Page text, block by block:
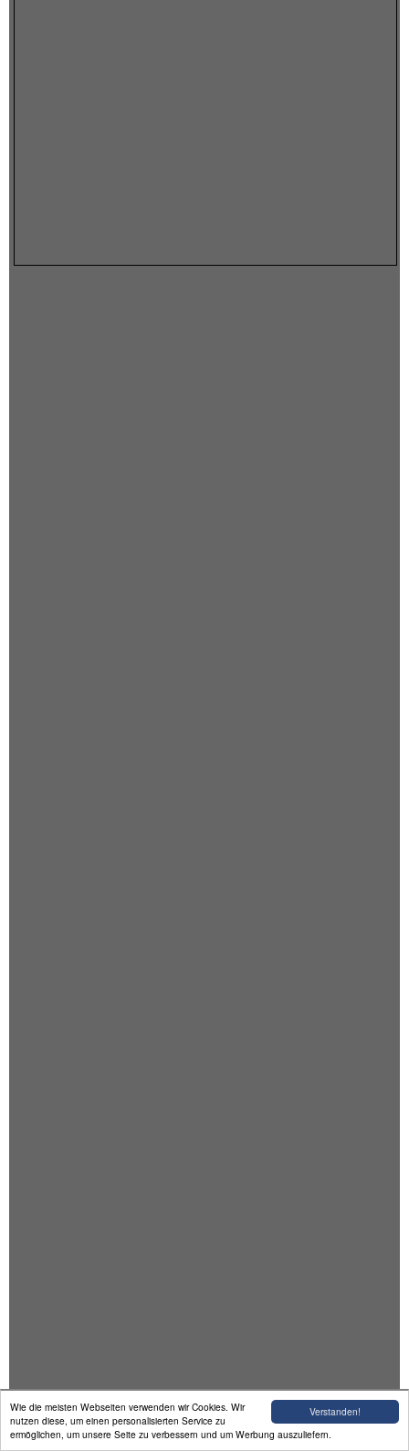
Verstanden!
Wie die meisten Webseiten verwenden wir Cookies. Wir
nutzen diese, um einen personalisierten Service zu
ermöglichen, um unsere Seite zu verbessern und um Werbung auszuliefern.
Former Sovjetic Prisoners and other Victims of the Nazi-Concentration-Camp Dachau
Forces of the U.S. Army, April 29 1945